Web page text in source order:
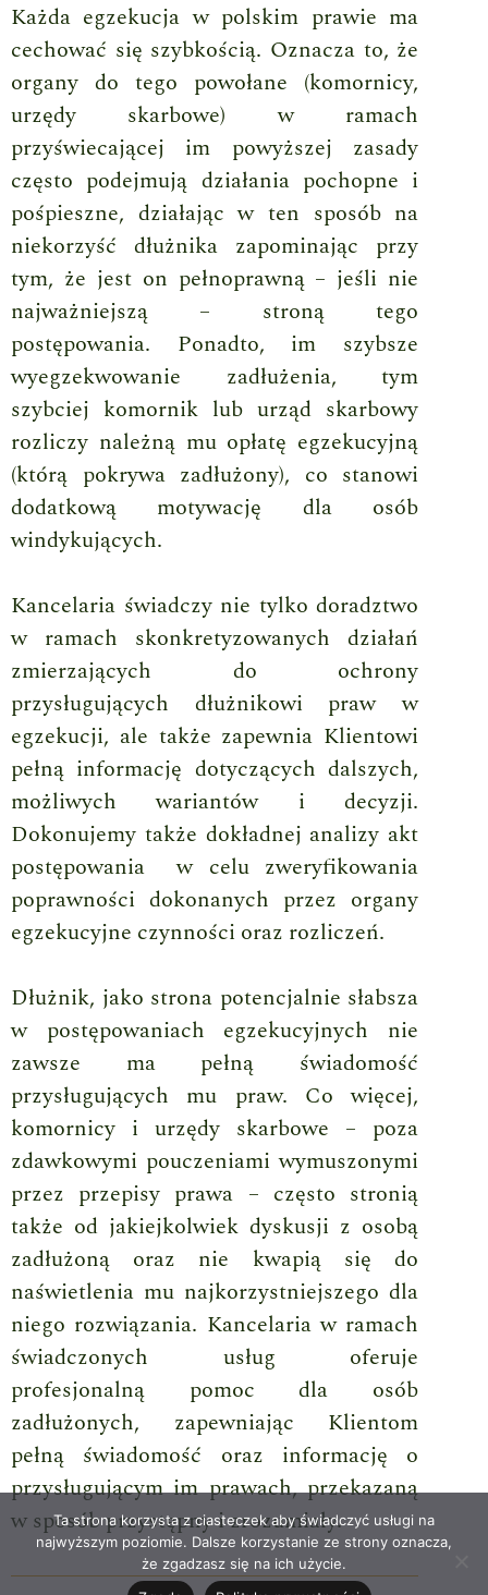
Każda egzekucja w polskim prawie ma
cechować się szybkością. Oznacza to, że
organy do tego powołane (komornicy,
urzędy skarbowe) w ramach
przyświecającej im powyższej zasady
często podejmują działania pochopne i
pośpieszne, działając w ten sposób na
niekorzyść dłużnika zapominając przy
tym, że jest on pełnoprawną – jeśli nie
najważniejszą – stroną tego
postępowania. Ponadto, im szybsze
wyegzekwowanie zadłużenia, tym
szybciej komornik lub urząd skarbowy
rozliczy należną mu opłatę egzekucyjną
(którą pokrywa zadłużony), co stanowi
dodatkową motywację dla osób
windykujących.
Kancelaria świadczy nie tylko doradztwo
w ramach skonkretyzowanych działań
zmierzających do ochrony
przysługujących dłużnikowi praw w
egzekucji, ale także zapewnia Klientowi
pełną informację dotyczących dalszych,
możliwych wariantów i decyzji.
Dokonujemy także dokładnej analizy akt
postępowania w celu zweryfikowania
poprawności dokonanych przez organy
egzekucyjne czynności oraz rozliczeń.
Dłużnik, jako strona potencjalnie słabsza
w postępowaniach egzekucyjnych nie
zawsze ma pełną świadomość
przysługujących mu praw. Co więcej,
komornicy i urzędy skarbowe – poza
zdawkowymi pouczeniami wymuszonymi
przez przepisy prawa – często stronią
także od jakiejkolwiek dyskusji z osobą
zadłużoną oraz nie kwapią się do
naświetlenia mu najkorzystniejszego dla
niego rozwiązania. Kancelaria w ramach
świadczonych usług oferuje
profesjonalną pomoc dla osób
zadłużonych, zapewniając Klientom
pełną świadomość oraz informację o
przysługującym im prawach, przekazaną
w sposób przystępny i zrozumiały.
Ta strona korzysta z ciasteczek aby świadczyć usługi na
najwyższym poziomie. Dalsze korzystanie ze strony oznacza,
że zgadzasz się na ich użycie.